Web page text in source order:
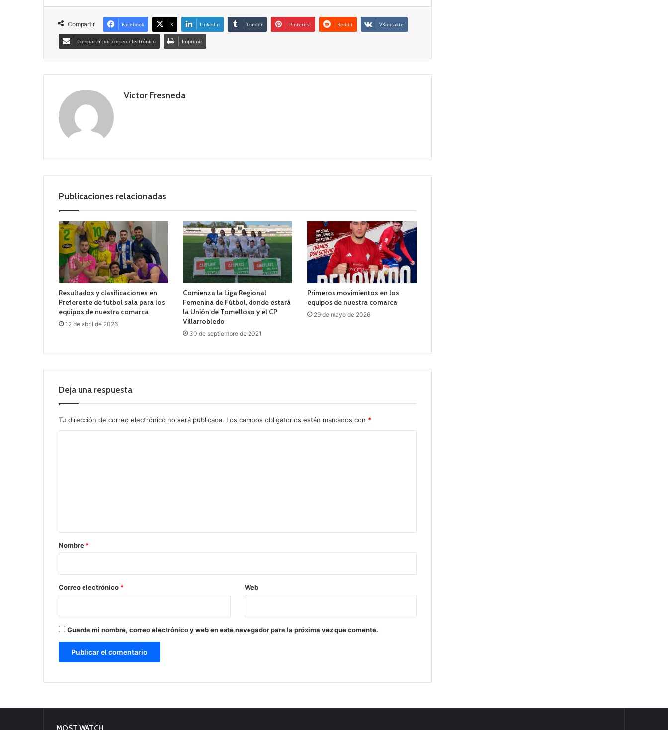
Compartir Facebook X LinkedIn Tumblr Pinterest Reddit VKontakte
Compartir por correo electrónico Imprimir
Victor Fresneda
Publicaciones relacionadas
Resultados y clasificaciones en
Preferente de futbol sala para los
equipos de nuestra comarca
12 de abril de 2026
Comienza la Liga Regional
Femenina de Fútbol, donde estará
la Unión de Tomelloso y el CP
Villarrobledo
30 de septiembre de 2021
Primeros movimientos en los
equipos de nuestra comarca
29 de mayo de 2026
Deja una respuesta
Tu dirección de correo electrónico no será publicada. Los campos obligatorios están marcados con *
r
*
Nombre *
Correo electrónico * Web
Guarda mi nombre, correo electrónico y web en este navegador para la próxima vez que comente.
MOST WATCH